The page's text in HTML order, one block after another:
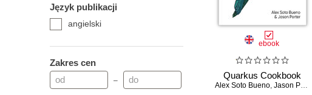
Język publikacji
angielski
Zakres cen
–
ebook
Quarkus Cookbook
Alex Soto Bueno, Jason Porter